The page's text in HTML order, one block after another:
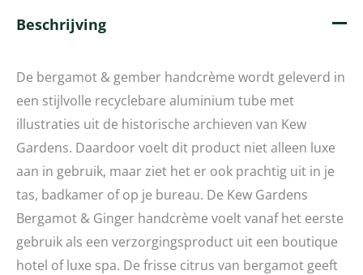
Beschrijving
De bergamot & gember handcrème wordt geleverd in
een stijlvolle recyclebare aluminium tube met
illustraties uit de historische archieven van Kew
Gardens. Daardoor voelt dit product niet alleen luxe
aan in gebruik, maar ziet het er ook prachtig uit in je
tas, badkamer of op je bureau. De Kew Gardens
Bergamot & Ginger handcrème voelt vanaf het eerste
gebruik als een verzorgingsproduct uit een boutique
hotel of luxe spa. De frisse citrus van bergamot geeft